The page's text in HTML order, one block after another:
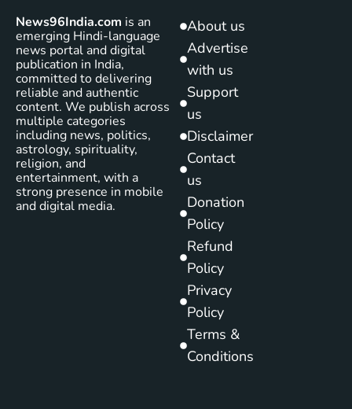
News96India.com is an
emerging Hindi-language
news portal and digital
publication in India,
committed to delivering
reliable and authentic
content. We publish across
multiple categories
including news, politics,
astrology, spirituality,
religion, and
entertainment, with a
strong presence in mobile
and digital media.
About us
Advertise
with us
Support
us
Disclaimer
Contact
us
Donation
Policy
Refund
Policy
Privacy
Policy
Terms &
Conditions